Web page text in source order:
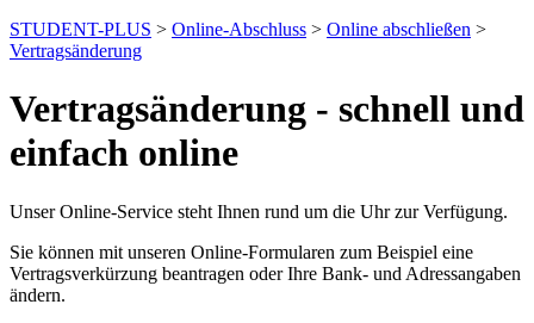
STUDENT-PLUS > Online-Abschluss > Online abschließen >
Vertragsänderung
Vertragsänderung - schnell und
einfach online
Unser Online-Service steht Ihnen rund um die Uhr zur Verfügung.
Sie können mit unseren Online-Formularen zum Beispiel eine
Vertragsverkürzung beantragen oder Ihre Bank- und Adressangaben
ändern.